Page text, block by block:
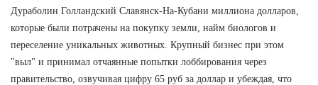
Дураболин Голландский Славянск-На-Кубани миллиона долларов,
которые были потрачены на покупку земли, найм биологов и
переселение уникальных животных. Крупный бизнес при этом
"выл" и принимал отчаянные попытки лоббирования через
правительство, озвучивая цифру 65 руб за доллар и убеждая, что